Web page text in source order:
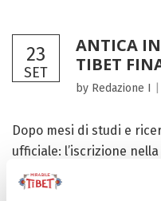
23
SET
ANTICA
TIBET
by Redazione I
Dopo mesi di studi e
ufficiale: l’iscrizione
tibetana di Golog,
alla dinastia cinese Qin